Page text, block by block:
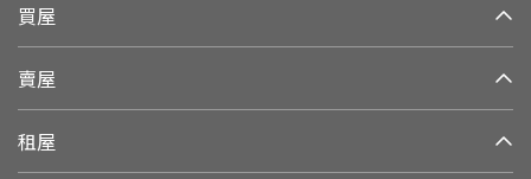
買屋
賣屋
租屋